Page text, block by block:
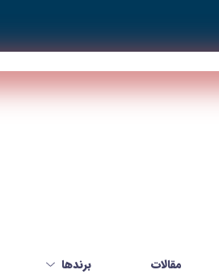
مقالات برندها